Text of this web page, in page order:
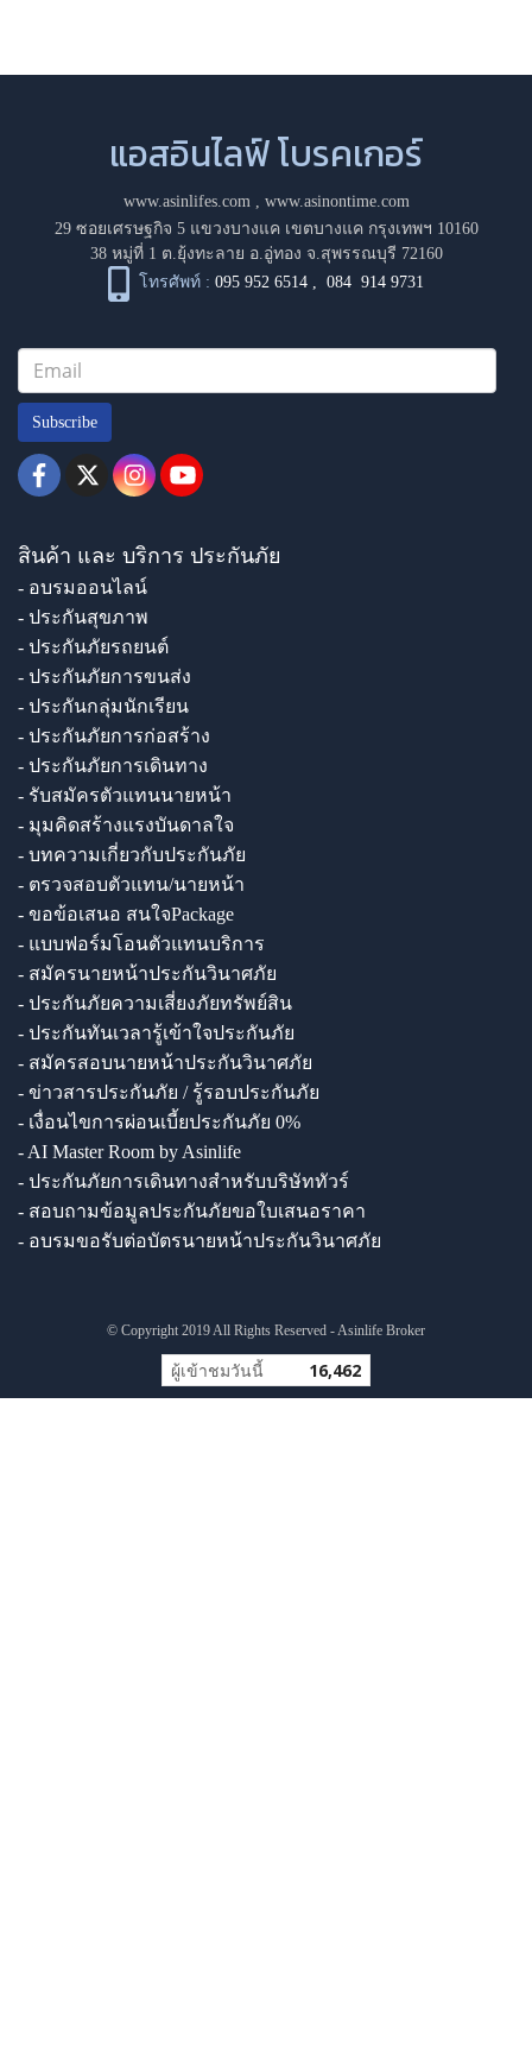
แอสอินไลฟ์ โบรคเกอร์
www.asinlifes.com, www.asinontime.com
29 ซอยเศรษฐกิจ 5 แขวงบางแค เขตบางแค กรุงเทพฯ 10160
38 หมู่ที่ 1 ต.ยุ้งทะลาย อ.อู่ทอง จ.สุพรรณบุรี 72160
โทรศัพท์ : 095 952 6514 ,084 914 9731
Subscribe
สินค้า และ บริการ ประกันภัย
- อบรมออนไลน์
- ประกันสุขภาพ
- ประกันภัยรถยนต์
- ประกันภัยการขนส่ง
- ประกันกลุ่มนักเรียน
- ประกันภัยการก่อสร้าง
- ประกันภัยการเดินทาง
- รับสมัครตัวแทนนายหน้า
- มุมคิดสร้างแรงบันดาลใจ
- บทความเกี่ยวกับประกันภัย
- ตรวจสอบตัวแทน/นายหน้า
- ขอข้อเสนอ สนใจPackage
- แบบฟอร์มโอนตัวแทนบริการ
- สมัครนายหน้าประกันวินาศภัย
- ประกันภัยความเสี่ยงภัยทรัพย์สิน
- ประกันทันเวลารู้เข้าใจประกันภัย
- สมัครสอบนายหน้าประกันวินาศภัย
- ข่าวสารประกันภัย / รู้รอบประกันภัย
- เงื่อนไขการผ่อนเบี้ยประกันภัย 0%
- AI Master Room by Asinlife
- ประกันภัยการเดินทางสำหรับบริษัททัวร์
- สอบถามข้อมูลประกันภัยขอใบเสนอราคา
- อบรมขอรับต่อบัตรนายหน้าประกันวินาศภัย
© Copyright 2019 All Rights Reserved - Asinlife Broker
ผู้เข้าชมวันนี้ 16,462